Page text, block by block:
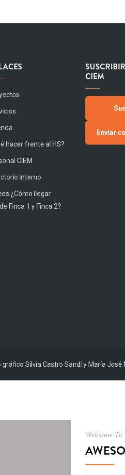
hacer frente al HS?
CIEM
Interno
¿Cómo llegar
Finca 1 y Finca 2?
CIEM
Enviar
Silvia Castro Sandí y María José
Welcome